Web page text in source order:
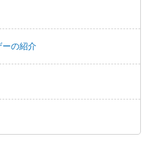
ーの紹介